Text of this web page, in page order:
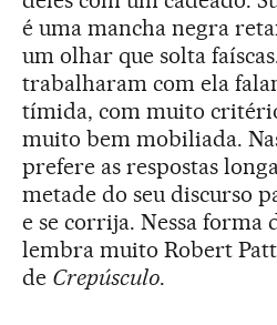
é uma mancha negra
um olhar que solta
trabalharam com ela
tímida, com muito
muito bem mobiliada.
prefere as respostas
metade do seu discurso
e se corrija. Nessa forma
lembra muito Robert
de Crepúsculo.